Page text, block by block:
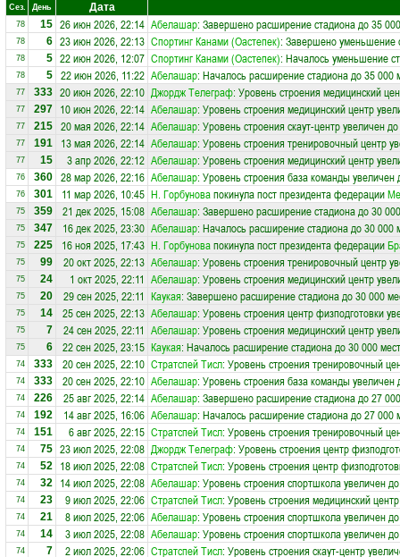
Сез. День Дата
78 15 26 июн 2026, 22:14 Абелашар: Завершено расширение стадиона до 35
78 6 23 июн 2026, 22:13 Спортинг Канами (Оастепек): Завершено уменьшение
78 5 22 июн 2026, 12:07 Спортинг Канами (Оастепек): Началось уменьшение
78 5 22 июн 2026, 11:22 Абелашар: Началось расширение стадиона до 35 000
77 333 20 июн 2026, 22:10 Джордж Телеграф: Уровень строения медицинский
77 297 10 июн 2026, 22:14 Абелашар: Уровень строения медицинский центр
77 215 20 мая 2026, 22:14 Абелашар: Уровень строения скаут-центр увеличен
77 191 13 мая 2026, 22:14 Абелашар: Уровень строения тренировочный центр
77 15 3 апр 2026, 22:12 Абелашар: Уровень строения медицинский центр
76 360 28 мар 2026, 22:16 Абелашар: Уровень строения база команды увеличен
76 301 11 мар 2026, 10:45 Н. Горбуновапокинула пост президента федерации
75 359 21 дек 2025, 15:08 Абелашар: Завершено расширение стадиона до 30
75 347 16 дек 2025, 23:30 Абелашар: Началось расширение стадиона до 30 000
75 225 16 ноя 2025, 17:43 Н. Горбуновапокинула пост президента федерации
75 99 20 окт 2025, 22:13 Абелашар: Уровень строения тренировочный центр
75 24 1 окт 2025, 22:11 Абелашар: Уровень строения медицинский центр
75 20 29 сен 2025, 22:11 Каукая: Завершено расширение стадиона до 30 000
75 14 25 сен 2025, 22:13 Абелашар: Уровень строения центр физподготовки
75 7 24 сен 2025, 22:11 Абелашар: Уровень строения медицинский центр
75 6 22 сен 2025, 23:15 Каукая: Началось расширение стадиона до 30 000 мест
74 333 20 сен 2025, 22:10 Стратспей Тисл: Уровень строения тренировочный
74 333 20 сен 2025, 22:10 Абелашар: Уровень строения база команды увеличен
74 226 25 авг 2025, 22:14 Абелашар: Завершено расширение стадиона до 27
74 192 14 авг 2025, 16:06 Абелашар: Началось расширение стадиона до 27 000
74 151 6 авг 2025, 22:15 Стратспей Тисл: Уровень строения тренировочный
74 75 23 июл 2025, 22:08 Джордж Телеграф: Уровень строения центр
74 52 18 июл 2025, 22:08 Стратспей Тисл: Уровень строения центр
74 32 14 июл 2025, 22:08 Абелашар: Уровень строения спортшкола увеличен
74 23 9 июл 2025, 22:06 Стратспей Тисл: Уровень строения медицинский
74 21 8 июл 2025, 22:06 Абелашар: Уровень строения спортшкола увеличен
74 14 3 июл 2025, 22:08 Абелашар: Уровень строения спортшкола увеличен
74 7 2 июл 2025, 22:06 Стратспей Тисл: Уровень строения скаут-центр